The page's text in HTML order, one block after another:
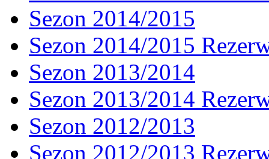
Sezon 2014/2015
Sezon 2014/2015
Sezon 2013/2014
Sezon 2013/2014
Sezon 2012/2013
Sezon 2012/2013